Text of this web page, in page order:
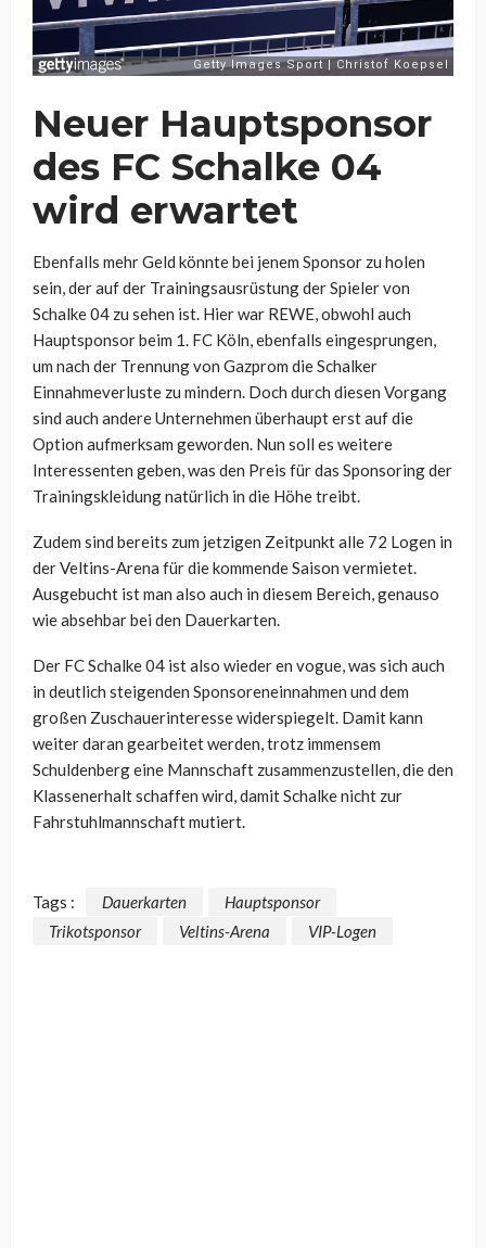
Neuer Hauptsponsor
des FC Schalke 04
wird erwartet
Ebenfalls mehr Geld könnte bei jenem Sponsor zu holen
sein, der auf der Trainingsausrüstung der Spieler von
Schalke 04 zu sehen ist. Hier war REWE, obwohl auch
Hauptsponsor beim 1. FC Köln, ebenfalls eingesprungen,
um nach der Trennung von Gazprom die Schalker
Einnahmeverluste zu mindern. Doch durch diesen Vorgang
sind auch andere Unternehmen überhaupt erst auf die
Option aufmerksam geworden. Nun soll es weitere
Interessenten geben, was den Preis für das Sponsoring der
Trainingskleidung natürlich in die Höhe treibt.
Zudem sind bereits zum jetzigen Zeitpunkt alle 72 Logen in
der Veltins-Arena für die kommende Saison vermietet.
Ausgebucht ist man also auch in diesem Bereich, genauso
wie absehbar bei den Dauerkarten.
Der FC Schalke 04 ist also wieder en vogue, was sich auch
in deutlich steigenden Sponsoreneinnahmen und dem
großen Zuschauerinteresse widerspiegelt. Damit kann
weiter daran gearbeitet werden, trotz immensem
Schuldenberg eine Mannschaft zusammenzustellen, die den
Klassenerhalt schaffen wird, damit Schalke nicht zur
Fahrstuhlmannschaft mutiert.
Tags : Dauerkarten
Hauptsponsor
Trikotsponsor
Veltins-Arena VIP-Logen